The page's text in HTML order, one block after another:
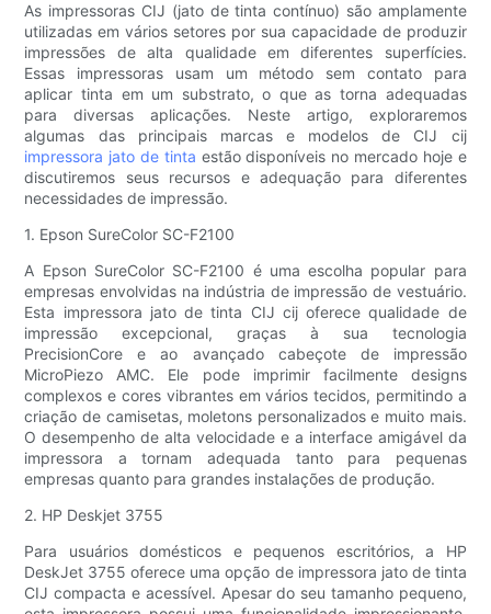
As impressoras CIJ (jato de tinta contínuo) são amplamente
utilizadas em vários setores por sua capacidade de produzir
impressões de alta qualidade em diferentes superfícies.
Essas impressoras usam um método sem contato para
aplicar tinta em um substrato, o que as torna adequadas
para diversas aplicações. Neste artigo, exploraremos
algumas das principais marcas e modelos de CIJ cij
impressora jato de tinta estão disponíveis no mercado hoje e
discutiremos seus recursos e adequação para diferentes
necessidades de impressão.
1. Epson SureColor SC-F2100
A Epson SureColor SC-F2100 é uma escolha popular para
empresas envolvidas na indústria de impressão de vestuário.
Esta impressora jato de tinta CIJ cij oferece qualidade de
impressão excepcional, graças à sua tecnologia
PrecisionCore e ao avançado cabeçote de impressão
MicroPiezo AMC. Ele pode imprimir facilmente designs
complexos e cores vibrantes em vários tecidos, permitindo a
criação de camisetas, moletons personalizados e muito mais.
O desempenho de alta velocidade e a interface amigável da
impressora a tornam adequada tanto para pequenas
empresas quanto para grandes instalações de produção.
2. HP Deskjet 3755
Para usuários domésticos e pequenos escritórios, a HP
DeskJet 3755 oferece uma opção de impressora jato de tinta
CIJ compacta e acessível. Apesar do seu tamanho pequeno,